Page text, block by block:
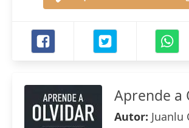
Aprende a
Autor: Juanlu